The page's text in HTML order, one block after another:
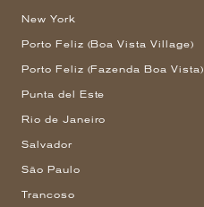
New York
Porto Feliz (Boa Vista Village)
Porto Feliz (Fazenda Boa Vista)
Punta del Este
Rio de Janeiro
Salvador
São Paulo
Trancoso